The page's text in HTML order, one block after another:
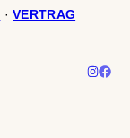
·VERTRAG